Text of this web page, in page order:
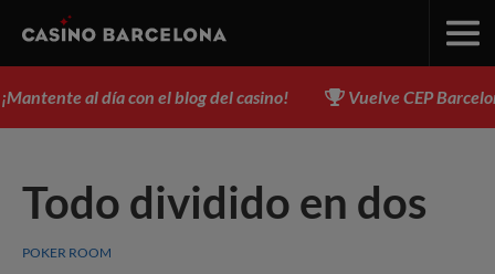
al día con el blog del casino! Vuelve CEP
Todo dividido en dos
POKER ROOM